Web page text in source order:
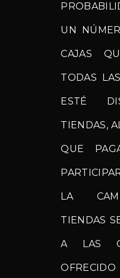
UN
CAJAS
TODAS
ESTÉ
TIENDAS,
QUE
LA
TIENDAS
A LAS